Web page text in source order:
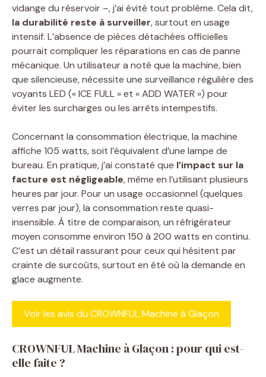
vidange du réservoir –, j’ai évité tout problème. Cela dit,
la durabilité reste à surveiller, surtout en usage
intensif. L’absence de pièces détachées officielles
pourrait compliquer les réparations en cas de panne
mécanique. Un utilisateur a noté que la machine, bien
que silencieuse, nécessite une surveillance régulière des
voyants LED (« ICE FULL » et « ADD WATER ») pour
éviter les surcharges ou les arrêts intempestifs.
Concernant la consommation électrique, la machine
affiche 105 watts, soit l’équivalent d’une lampe de
bureau. En pratique, j’ai constaté que l’impact sur la
facture est négligeable, même en l’utilisant plusieurs
heures par jour. Pour un usage occasionnel (quelques
verres par jour), la consommation reste quasi-
insensible. À titre de comparaison, un réfrigérateur
moyen consomme environ 150 à 200 watts en continu.
C’est un détail rassurant pour ceux qui hésitent par
crainte de surcoûts, surtout en été où la demande en
glace augmente.
Voir les avis du CROWNFUL Machine à Glaçon
CROWNFUL Machine à Glaçon : pour qui est-
elle faite ?